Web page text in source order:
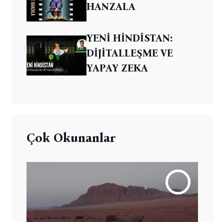
HANZALA
YENİ HİNDİSTAN:
DİJİTALLEŞME VE
YAPAY ZEKA
Çok Okunanlar